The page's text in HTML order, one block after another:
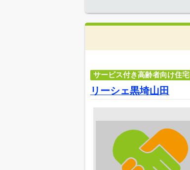
サービス付き高齢者向け住宅
リーシェ黒埼山田